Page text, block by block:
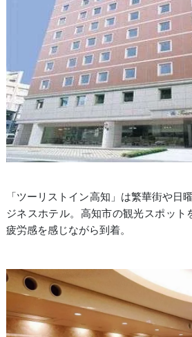
「ツーリストイン高知」は繁華街や日
ジネスホテル。高知市の観光スポット
疲労感を感じながら到着。